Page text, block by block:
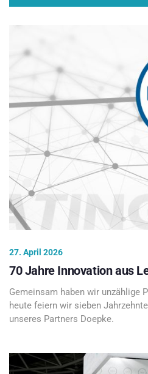
27. April 2026
70 Jahre Innovation aus
Gemeinsam haben wir unzählige
heute feiern wir sieben
unseres Partners Doepke.